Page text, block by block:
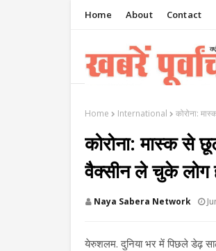
Home About Contact
Home International कोरोना:
कोरोना: मास्क से
वैक्सीन ले चुके
Naya Sabera Network
येरुशलम. दुनिया भर में पिछले डेढ़